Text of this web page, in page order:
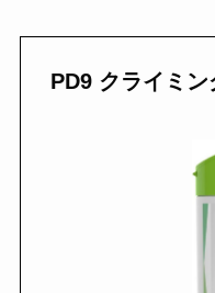
PD9 クライミ